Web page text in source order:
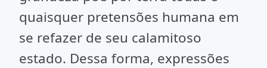
quaisquer pretensões humana em
se refazer de seu calamitoso
estado. Dessa forma, expressões